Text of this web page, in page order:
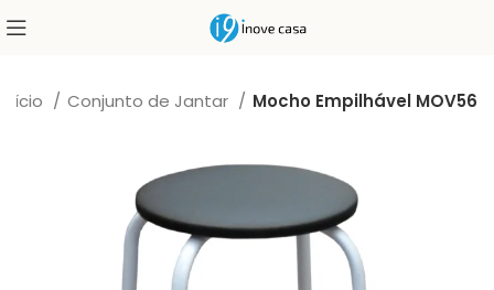
Início Conjunto de Jantar Mocho Empilhável MOV56